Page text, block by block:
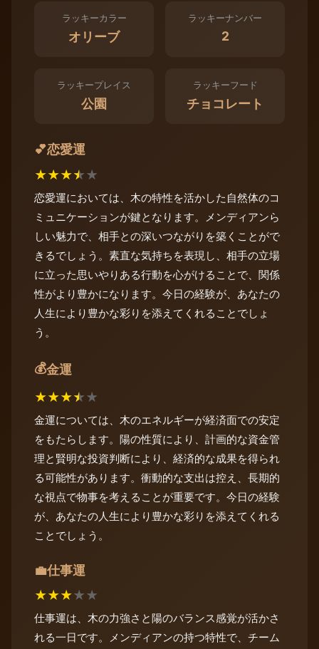
ラッキーカラー
オリーブ
ラッキーナンバー
2
ラッキープレイス
公園
ラッキーフード
チョコレート
💕恋愛運
★★★★★
恋愛運においては、木の特性を活かした自然体のコ
ミュニケーションが鍵となります。メンディアンら
しい魅力で、相手との深いつながりを築くことがで
きるでしょう。素直な気持ちを表現し、相手の立場
に立った思いやりある行動を心がけることで、関係
性がより豊かになります。今日の経験が、あなたの
人生により豊かな彩りを添えてくれることでしょ
う。
💰金運
★★★★★
金運については、木のエネルギーが経済面での安定
をもたらします。陽の性質により、計画的な資金管
理と賢明な投資判断により、経済的な成果を得られ
る可能性があります。衝動的な支出は控え、長期的
な視点で物事を考えることが重要です。今日の経験
が、あなたの人生により豊かな彩りを添えてくれる
ことでしょう。
💼仕事運
★★★★★
仕事運は、木の力強さと陽のバランス感覚が活かさ
れる一日です。メンディアンの持つ特性で、チーム